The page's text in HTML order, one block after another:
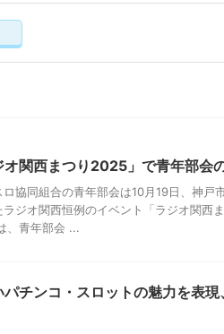
関西まつり2025」で青年部会
協同組合の青年部会は10月19日、神戸
ラジオ関西恒例のイベント「ラジオ関西
、青年部会 ...
チンコ・スロットの魅力を表